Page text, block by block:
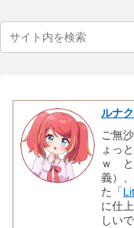
ルナ
ご無
ょっ
ｗ と
義）
た「
に仕
しい